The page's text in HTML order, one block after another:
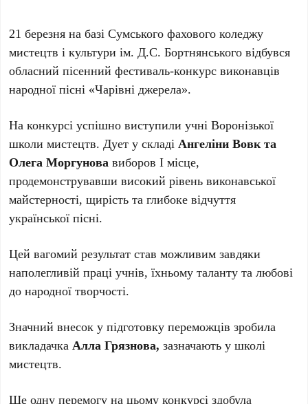
21 березня на базі Сумського фахового коледжу
мистецтв і культури ім. Д.С. Бортнянського відбувся
обласний пісенний фестиваль-конкурс виконавців
народної пісні «Чарівні джерела».
На конкурсі успішно виступили учні Воронізької
школи мистецтв. Дует у складі Ангеліни Вовк та
Олега Моргунова виборов І місце,
продемонструвавши високий рівень виконавської
майстерності, щирість та глибоке відчуття
української пісні.
Цей вагомий результат став можливим завдяки
наполегливій праці учнів, їхньому таланту та любові
до народної творчості.
Значний внесок у підготовку переможців зробила
викладачка Алла Грязнова, зазначають у школі
мистецтв.
Ще одну перемогу на цьому конкурсі здобула